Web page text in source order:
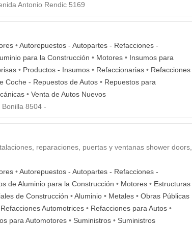
Antonio Rendic 5169
•Autorepuestos - Autopartes - Refacciones -
para la Construcción • Motores • Insumos para
• Productos - Insumos • Refaccionarias • Refacciones
Coche - Repuestos de Autos • Repuestos para
• Venta de Autos Nuevos
Bonilla 8504 -
reparaciones, puertas y ventanas shower doors,
•Autorepuestos - Autopartes - Refacciones -
de Aluminio para la Construcción • Motores • Estructuras
de Construcción •Aluminio • Metales • Obras Públicas
Refacciones Automotrices • Refacciones para Autos •
para Automotores • Suministros • Suministros